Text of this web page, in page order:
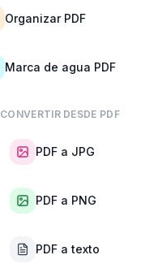
Organizar PDF
Marca de agua PDF
CONVERTIR DESDE PDF
PDF a JPG
PDF a PNG
PDF a texto